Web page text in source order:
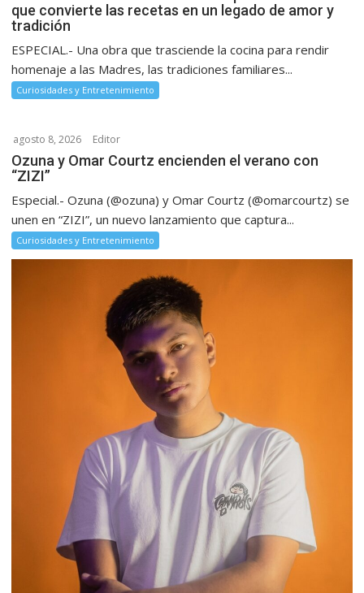
que convierte las recetas en un legado de amor y
tradición
ESPECIAL.- Una obra que trasciende la cocina para rendir
homenaje a las Madres, las tradiciones familiares...
Curiosidades y Entretenimiento
agosto 8, 2026 Editor
Ozuna y Omar Courtz encienden el verano con
“ZIZI”
Especial.- Ozuna (@ozuna) y Omar Courtz (@omarcourtz) se
unen en “ZIZI”, un nuevo lanzamiento que captura...
Curiosidades y Entretenimiento